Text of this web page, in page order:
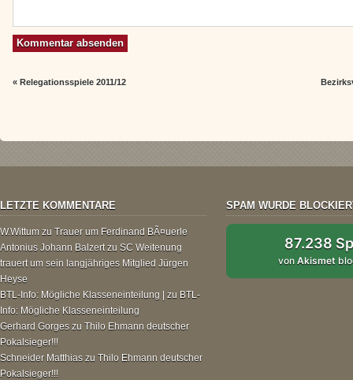
«Relegationsspiele 2011/12
LETZTE KOMMENTARE
W.Wittum zu Trauer um Ferdinand BÃ¤uerle
Antonius Johann Balzertzu SC Weitenung
trauert um sein langjähriges Mitglied Jürgen
Heyse
BTL-Info: Mögliche Klasseneinteilung | zu BTL-
Info: Mögliche Klasseneinteilung
Gerhard Gorges zu Thilo Ehmann deutscher
Pokalsieger!!!
Schneider Matthias zu Thilo Ehmann deutscher
Pokalsieger!!!
SPAM WURDE
87.238
vonAkismet